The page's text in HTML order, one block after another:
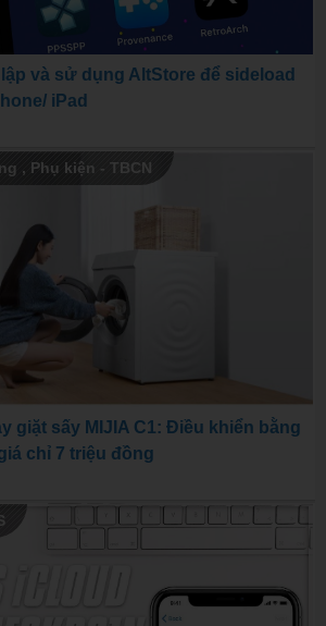
và sử dụng AltStore để sideload
iPad
, Phụ kiện - TBCN
giặt sấy MIJIA C1: Điều khiển bằng
chỉ 7 triệu đồng